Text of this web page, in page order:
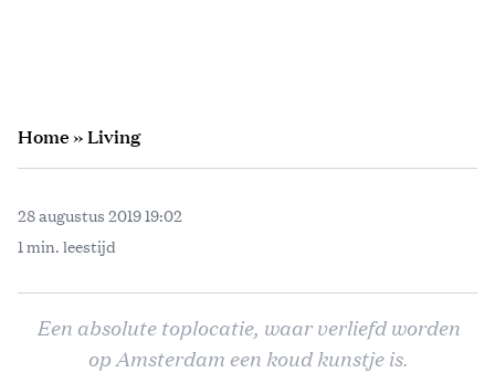
Home»Living
28 augustus 2019 19:02
1 min. leestijd
Een absolute toplocatie, waar verliefd worden
op Amsterdam een koud kunstje is.